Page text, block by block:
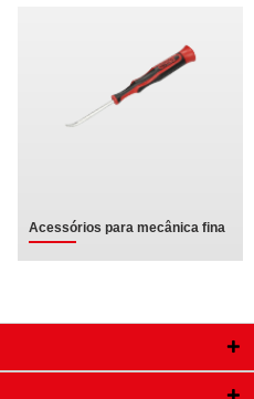
Acessórios para mecânica fina